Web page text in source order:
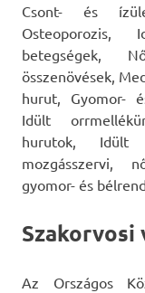
Csont- és
Osteoporozis,
betegségek,
összenövések,
hurut, Gyomor-
Idült
hurutok, Idült
mozgásszervi,
gyomor- és
Szakorvosi
Az Országos